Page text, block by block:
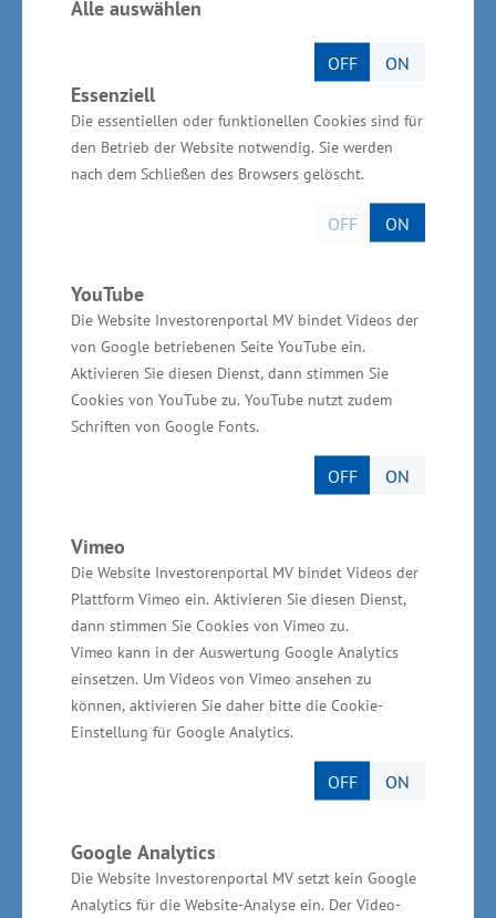
Alle auswählen
OFF ON
Essenziell
Die essentiellen oder funktionellen Cookies sind für
den Betrieb der Website notwendig. Sie werden
nach dem Schließen des Browsers gelöscht.
OFF ON
YouTube
Die Website Investorenportal MV bindet Videos der
von Google betriebenen Seite YouTube ein.
Aktivieren Sie diesen Dienst, dann stimmen Sie
Cookies von YouTube zu. YouTube nutzt zudem
Schriften von Google Fonts.
OFF ON
Vimeo
Die Website Investorenportal MV bindet Videos der
Plattform Vimeo ein. Aktivieren Sie diesen Dienst,
dann stimmen Sie Cookies von Vimeo zu.
Vimeo kann in der Auswertung Google Analytics
einsetzen. Um Videos von Vimeo ansehen zu
können, aktivieren Sie daher bitte die Cookie-
Einstellung für Google Analytics.
OFF ON
Google Analytics
Die Website Investorenportal MV setzt kein Google
Analytics für die Website-Analyse ein. Der Video-
Dienstleistungspalette immer weiter ergänzt.
Jetzt kommt ein neues Geschäftsfeld dazu, um
den Kundenwünschen schneller entsprechen zu
können“, sagte Glawe.
Wirtschaftsministerium
Die Gesamtinvestition des Unternehmens
beträgt rund 4,7 Millionen Euro. Das
Wirtschaftsministerium unterstützt das
Vorhaben aus Mitteln der
Gemeinschaftsaufgabe „Verbesserung der
regionalen Wirtschaftsstruktur“ (GRW) in Höhe
Wassertourismus in Mecklenburg-
Vorpommern
In Mecklenburg-Vorpommern gibt es fast 2.000
Kilometer Ostseeküste, mehr als 2.000
Binnenseen und über 26.000 Kilometer lange
Marinas, Sportboothäfen und
Wasserwanderrastplätze mit rund 22.000